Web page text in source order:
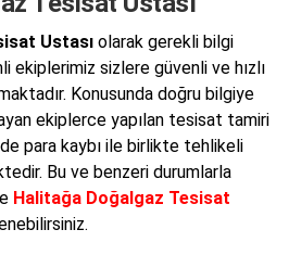
Ustası olarak gerekli bilgi
ekiplerimiz sizlere güvenli ve hızlı
Konusunda doğru bilgiye
ekiplerce yapılan tesisat tamiri
para kaybı ile birlikte tehlikeli
Bu ve benzeri durumlarla
Halitağa Doğalgaz Tesisat